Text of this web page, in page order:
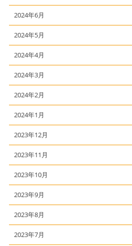
2024年6月
2024年5月
2024年4月
2024年3月
2024年2月
2024年1月
2023年12月
2023年11月
2023年10月
2023年9月
2023年8月
2023年7月